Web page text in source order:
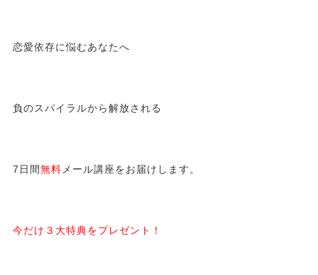
恋愛依存に悩むあなたへ
負のスパイラルから解放される
7日間無料 メール講座をお届けします。
今だけ３大特典をプレゼント！